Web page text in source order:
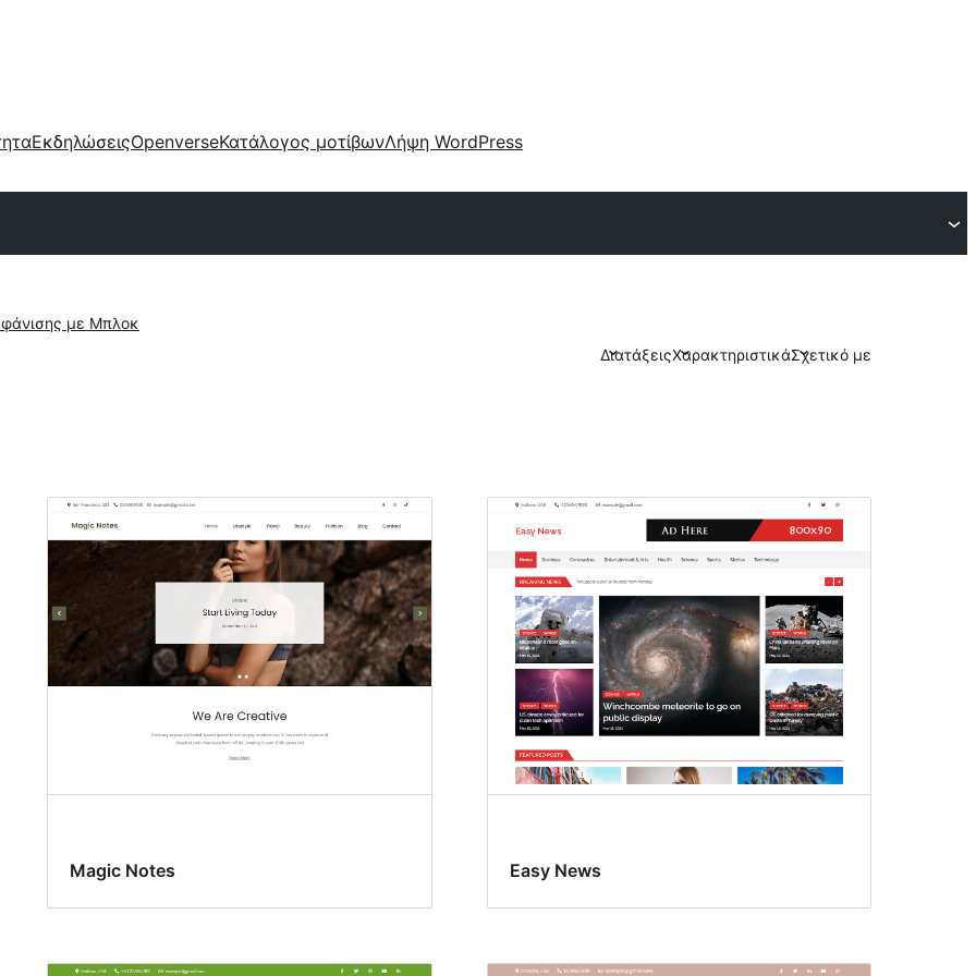
ΕκδηλώσειςOpenverseΚατάλογος μοτίβωνΛήψη WordPress
με Μπλοκ
ΔιατάξειςΧαρακτηριστικάΣχετικό με
Magic Notes Easy News